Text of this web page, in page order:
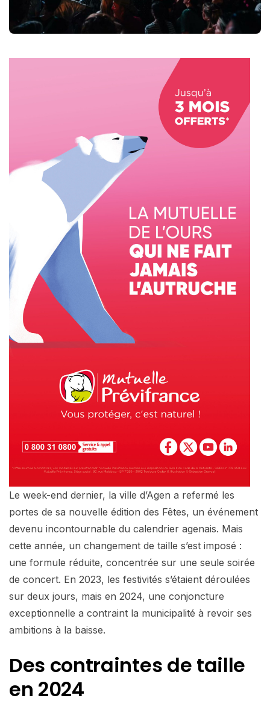
Le week-end dernier, la ville d’Agen a refermé les
portes de sa nouvelle édition des Fêtes, un événement
devenu incontournable du calendrier agenais. Mais
cette année, un changement de taille s’est imposé :
une formule réduite, concentrée sur une seule soirée
de concert. En 2023, les festivités s’étaient déroulées
sur deux jours, mais en 2024, une conjoncture
exceptionnelle a contraint la municipalité à revoir ses
ambitions à la baisse.
Des contraintes de taille
en 2024